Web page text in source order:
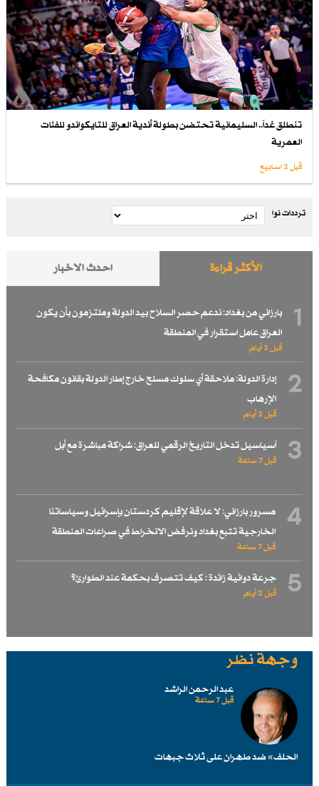
تنطلق غداً.. السليمانية تحتضن بطولة أندية العراق للتايكواندو للفئات
العمرية
قبل 2 اسابیع
ترددات نوا
الأكثر قراءة احدث الاخبار
1
بارزاني من بغداد: ندعم حصر السلاح بيد الدولة وملتزمون بأن يكون
العراق عامل استقرار في المنطقة
قبل 2 أيام
2
إدارة الدولة: ملاحقة أي سلوك مسلح خارج إطار الدولة بقانون مكافحة
الإرهاب
قبل 2 أيام
3 آسياسيل تدخل التاريخ الرقمي للعراق: شراكة مباشرة مع أبل
قبل 7 ساعة
4
مسرور بارزاني: لا علاقة لإقليم كردستان بإسرائيل وسياساتنا
الخارجية تتبع بغداد ونرفض الانخراط في صراعات المنطقة
قبل 7 ساعة
5 جرعة دوائية زائدة : كيف تتصرف بحكمة عند الطوارئ؟
قبل 2 أيام
وجهة نظر
عبد الرحمن الراشد
قبل 7 ساعة
الحلف» ضد طهرانَ على ثلاث جبهات